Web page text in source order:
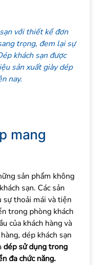
với thiết kế đơn
trọng, đem lại sự
khách sạn được
sản xuất giày dép
nay.
mang
sản phẩm không
sạn. Các sản
sự thoải mái và tiện
trong phòng khách
của khách hàng và
dép khách sạn
dép sử dụng trong
đa chức năng.